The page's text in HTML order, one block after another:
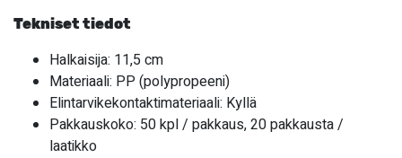
Tekniset tiedot
Halkaisija: 11,5 cm
Materiaali: PP (polypropeeni)
Elintarvikekontaktimateriaali: Kyllä
Pakkauskoko: 50 kpl / pakkaus, 20 pakkausta /
laatikko